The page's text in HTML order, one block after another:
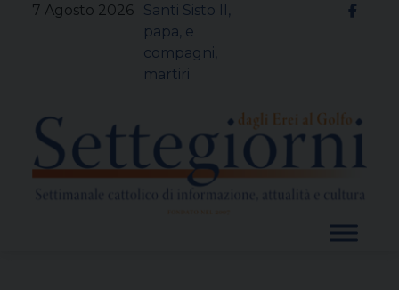
7 Agosto 2026
Santi Sisto II,
papa, e
compagni,
martiri